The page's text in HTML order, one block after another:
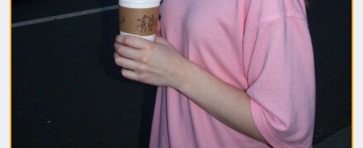
#flux1#Checkpoint#ultrareal
#imagegenerate
#gguf